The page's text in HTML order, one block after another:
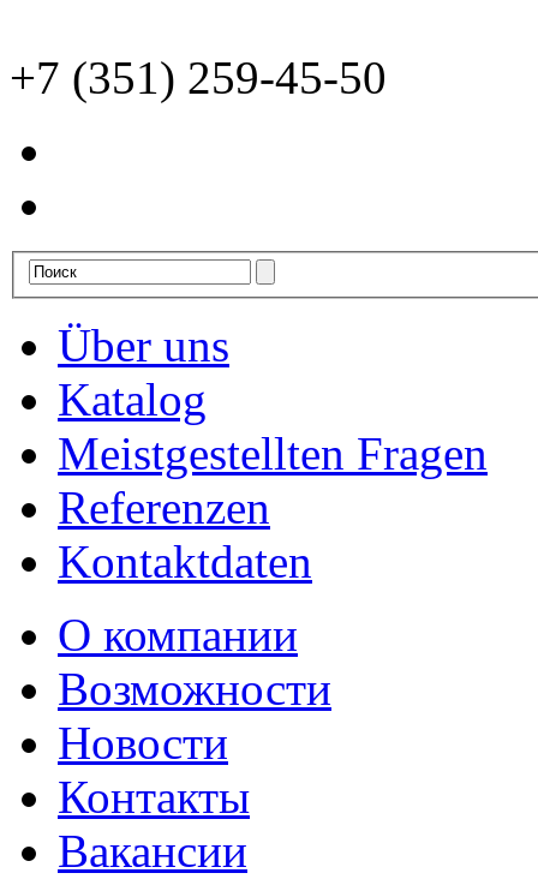
+7 (351) 259-45-50
Über uns
Katalog
Meistgestellten Fragen
Referenzen
Kontaktdaten
О компании
Возможности
Новости
Контакты
Вакансии